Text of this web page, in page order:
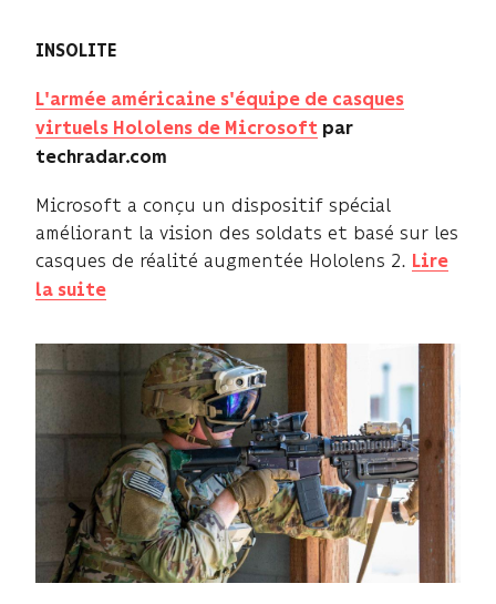
INSOLITE
L'armée américaine s'équipe de casques
virtuels Hololens de Microsoft par
techradar.com
Microsoft a conçu un dispositif spécial
améliorant la vision des soldats et basé sur les
casques de réalité augmentée Hololens 2. Lire
la suite